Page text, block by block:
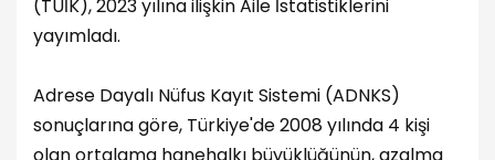
(TÜİK), 2023 yılına ilişkin Aile İstatistiklerini
yayımladı.
Adrese Dayalı Nüfus Kayıt Sistemi (ADNKS)
sonuçlarına göre, Türkiye'de 2008 yılında 4 kişi